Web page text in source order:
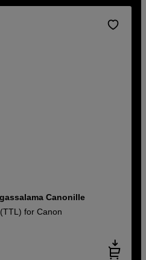
Canonille
for Canon